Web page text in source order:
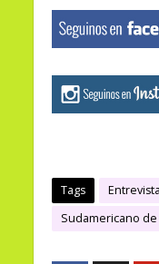
Tags
Sudamericano